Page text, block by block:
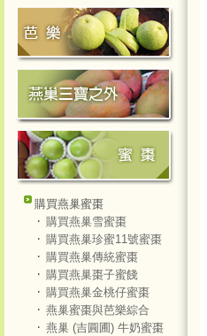
購買燕巢蜜棗
‧ 購買燕巢雪蜜棗
‧ 購買燕巢珍蜜11號蜜棗
‧ 購買燕巢傳統蜜棗
‧ 購買燕巢棗子蜜餞
‧ 購買燕巢金桃仔蜜棗
‧ 燕巢蜜棗與芭樂綜合
‧ 燕巢 (吉圓圃) 牛奶蜜棗